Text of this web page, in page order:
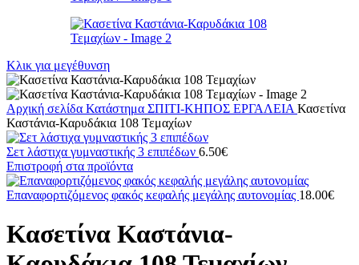
Κλικ για μεγέθυνση
Αρχική σελίδα Κατάστημα ΣΠΙΤΙ-ΚΗΠΟΣ ΕΡΓΑΛΕΙΑ Κασετίνα
Καστάνια-Καρυδάκια 108 Τεμαχίων
Σετ λάστιχα γυμναστικής 3 επιπέδων 6.50€
Επιστροφή στα προϊόντα
Επαναφορτιζόμενος φακός κεφαλής μεγάλης αυτονομίας 18.00€
Κασετίνα Καστάνια-